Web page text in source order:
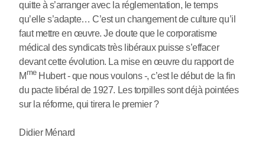
quitte à s’arranger avec la réglementation, le temps
qu’elle s’adapte… C’est un changement de culture qu’il
faut mettre en œuvre. Je doute que le corporatisme
médical des syndicats très libéraux puisse s’effacer
devant cette évolution. La mise en œuvre du rapport de
M meHubert - que nous voulons -, c’est le début de la fin
du pacte libéral de 1927. Les torpilles sont déjà pointées
sur la réforme, qui tirera le premier ?
Didier Ménard